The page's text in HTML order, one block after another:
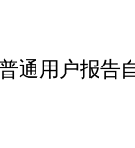
通用户报告